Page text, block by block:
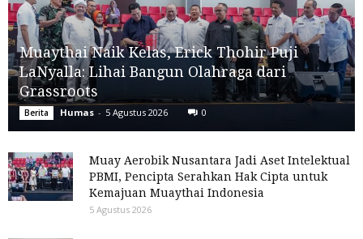
Muaythai Naik Kelas, Erick Thohir Puji
LaNyalla: Lihai Bangun Olahraga dari
Grassroots
Berita Humas - 5 Agustus 2026 0
Muay Aerobik Nusantara Jadi Aset Intelektual
PBMI, Pencipta Serahkan Hak Cipta untuk
Kemajuan Muaythai Indonesia
5 Agustus 2026